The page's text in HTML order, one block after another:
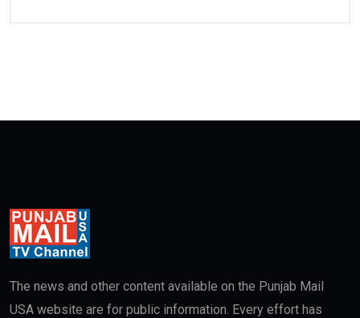
The news and other content available on the Punjab Mail
USA website are for public information. Every effort has